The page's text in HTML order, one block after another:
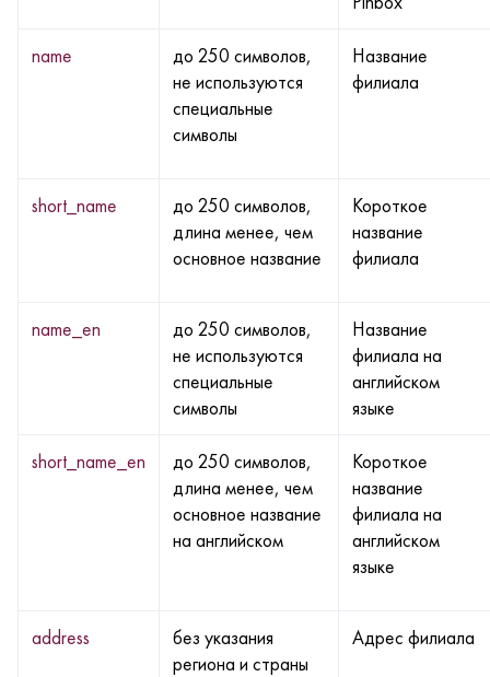
name
до 250 символов,
не используются
специальные
символы
Название
филиала
short_name
до 250 символов,
длина менее, чем
основное название
Короткое
название
филиала
name_en
до 250 символов,
не используются
специальные
символы
Название
филиала на
английском
языке
short_name_en
до 250 символов,
длина менее, чем
основное название
на английском
Короткое
название
филиала на
английском
языке
address
без указания
региона и страны
Адрес филиала